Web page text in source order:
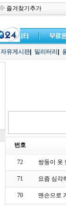
즐겨찾기추가
자유게시판| 밀리터리
번호
72 쌍둥이 옷
71 요즘 심각
70 맨손으로